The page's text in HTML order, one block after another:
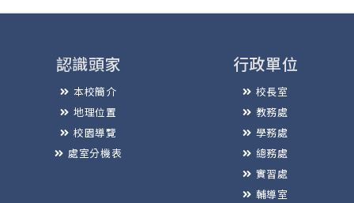
認識頭家
本校簡介
地理位置
校園導覽
處室分機表
行政單位
校長室
教務處
學務處
總務處
實習處
輔導室